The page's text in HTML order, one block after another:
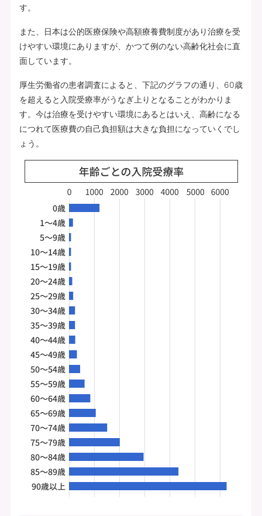
す。
また、日本は公的医療保険や高額療養費制度があり治療を受
けやすい環境にありますが、かつて例のない高齢化社会に直
面しています。
厚生労働省の患者調査によると、下記のグラフの通り、60歳
を超えると入院受療率がうなぎ上りとなることがわかりま
す。今は治療を受けやすい環境にあるとはいえ、高齢になる
につれて医療費の自己負担額は大きな負担になっていくでし
ょう。